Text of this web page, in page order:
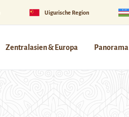
Uigurische Region
Zentralasien & Europa Panorama